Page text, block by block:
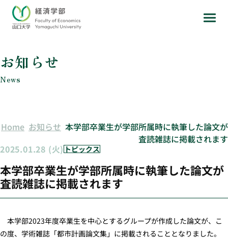
お知らせ
News
Home お知らせ 本学部卒業生が学部所属時に執筆した論文が
査読雑誌に掲載されます
2025.01.28 (火) トピックス
本学部卒業生が学部所属時に執筆した論文が
査読雑誌に掲載されます
本学部2023年度卒業生を中心とするグループが作成した論文が、こ
の度、学術雑誌「都市計画論文集」に掲載されることとなりました。